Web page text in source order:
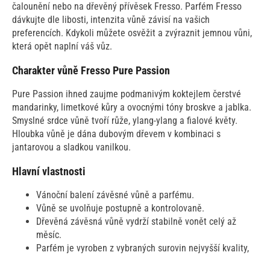
čalounění nebo na dřevěný přívěsek Fresso. Parfém Fresso
dávkujte dle libosti, intenzita vůně závisí na vašich
preferencích. Kdykoli můžete osvěžit a zvýraznit jemnou vůni,
která opět naplní váš vůz.
Charakter vůně Fresso Pure Passion
Pure Passion ihned zaujme podmanivým koktejlem čerstvé
mandarinky, limetkové kůry a ovocnými tóny broskve a jablka.
Smyslné srdce vůně tvoří růže, ylang-ylang a fialové květy.
Hloubka vůně je dána dubovým dřevem v kombinaci s
jantarovou a sladkou vanilkou.
Hlavní vlastnosti
Vánoční balení závěsné vůně a parfému.
Vůně se uvolňuje postupně a kontrolovaně.
Dřevěná závěsná vůně vydrží stabilně vonět celý až
měsíc.
Parfém je vyroben z vybraných surovin nejvyšší kvality,